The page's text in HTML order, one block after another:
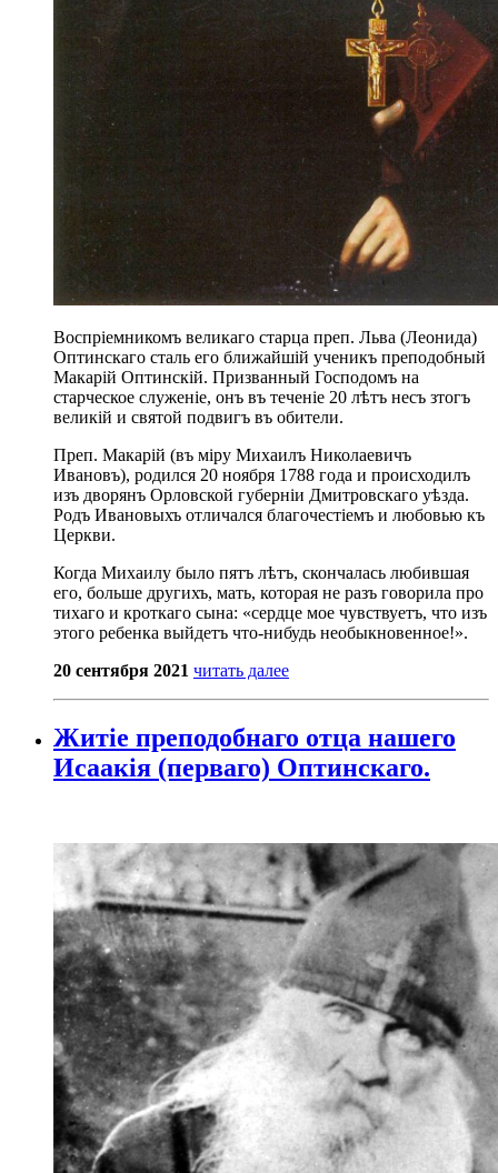
Воспріемникомъ великаго старца преп. Льва (Леонида)
Оптинскаго сталь его ближайшій ученикъ преподобный
Макарій Оптинскій. Призванный Господомъ на
старческое служеніе, онъ въ теченіе 20 лѣтъ несъ зтогъ
великій и святой подвигъ въ обители.
Преп. Макарій (въ міру Михаилъ Николаевичъ
Ивановъ), родился 20 ноября 1788 года и происходилъ
изъ дворянъ Орловской губерніи Дмитровскаго уѣзда.
Родъ Ивановыхъ отличался благочестіемъ и любовью къ
Церкви.
Когда Михаилу было пятъ лѣтъ, скончалась любившая
его, больше другихъ, мать, которая не разъ говорила про
тихаго и кроткаго сына: «сердце мое чувствуетъ, что изъ
этого ребенка выйдетъ что-нибудь необыкновенное!».
20 сентября 2021 читать далее
Житіе преподобнаго отца нашего
Исаакія (перваго) Оптинскаго.